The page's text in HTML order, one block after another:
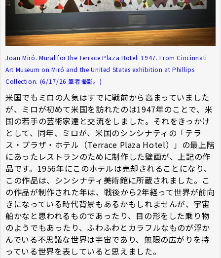
Joan Miró. Mural for the Terrace Plaza Hotel. 1947. From Cincinnati
Art Museum on Miró and the United States exhibition at Phillips
Collection. (6/17/26 筆者撮影。)
米国でもミロの人気はすでに戦前から高まっていました
が、ミロが初めて米国を訪れたのは1947年のことで、米
国の若手の芸術家達と交流をしました。それをきっかけ
として、同年、ミロが、米国のシンシナティの「テラ
ス・プラザ・ホテル（Terrace Plaza Hotel）」の最上階
にあったレストランのために制作した壁画が、上記の作
品です。1956年にこのホテルは売却されることになり、
この作品は、シンシナティ美術館に所蔵されました。こ
の作品が制作された年は、戦後から2年経って世界が前向
きになっている時代背景もあるかもしれませんが、宇宙
船かなと思われるものであったり、目の形をした乗り物
のようでもあったり、ふわふわとカラフルなものが浮か
んでいる不思議な世界は宇宙であり、無限の広がりを持
っている世界を表していると思えました。